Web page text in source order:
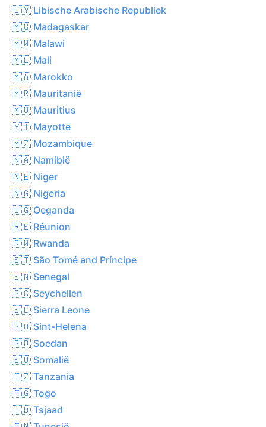
🇱🇾 Libische Arabische Republiek
🇲🇬 Madagaskar
🇲🇼 Malawi
🇲🇱 Mali
🇲🇦 Marokko
🇲🇷 Mauritanië
🇲🇺 Mauritius
🇾🇹 Mayotte
🇲🇿 Mozambique
🇳🇦 Namibië
🇳🇪 Niger
🇳🇬 Nigeria
🇺🇬 Oeganda
🇷🇪 Réunion
🇷🇼 Rwanda
🇸🇹 São Tomé and Príncipe
🇸🇳 Senegal
🇸🇨 Seychellen
🇸🇱 Sierra Leone
🇸🇭 Sint-Helena
🇸🇩 Soedan
🇸🇴 Somalië
🇹🇿 Tanzania
🇹🇬 Togo
🇹🇩 Tsjaad